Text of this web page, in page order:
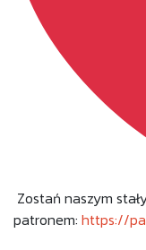
Zostań naszym
patronem: https://